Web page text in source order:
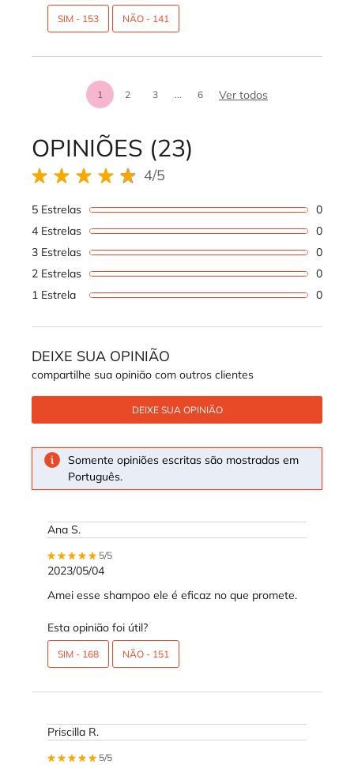
SIM - 153 NÃO - 141
Page 1 of 6. Current page
1 2 3 ... 6 Ver todos
REVIEWS DOS PRODUTOS
OPINIÕES (23)
4 out of 5 stars. 4/5
5 Estrelas 0
4 Estrelas
0
3 Estrelas
0
2 Estrelas
0
1 Estrela
0
DEIXE SUA OPINIÃO
compartilhe sua opinião com outros clientes
DEIXE SUA OPINIÃO
Somente opiniões escritas são mostradas em
Português.
Ana S.
5 out of 5 stars.
5/5
2023/05/04
Amei esse shampoo ele é eficaz no que promete.
Esta opinião foi útil?
SIM - 168 NÃO - 151
Priscilla R.
5 out of 5 stars.
5/5